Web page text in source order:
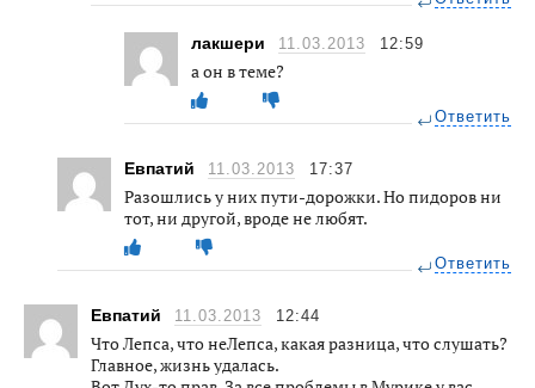
лакшери 11.03.2013 12:59
а он в теме?
Ответить
Евпатий 11.03.2013 17:37
Разошлись у них пути-дорожки. Но пидоров ни
тот, ни другой, вроде не любят.
Ответить
Евпатий 11.03.2013 12:44
Что Лепса, что неЛепса, какая разница, что слушать?
Главное, жизнь удалась.